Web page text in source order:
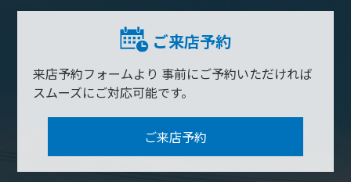
ご来店予約
来店予約フォームより 事前にご予約いただければ
スムーズにご対応可能です。
ご来店予約